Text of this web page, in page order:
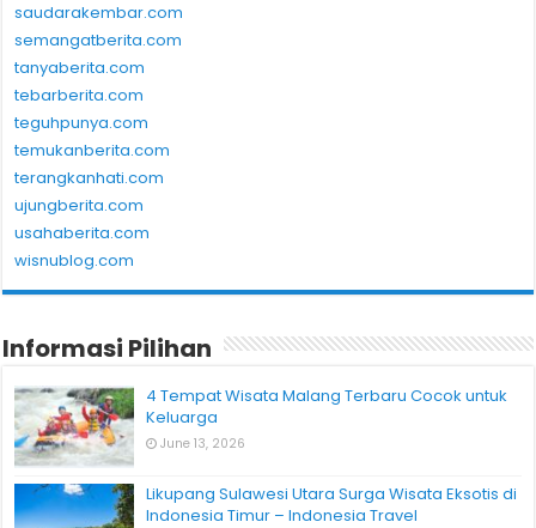
saudarakembar.com
semangatberita.com
tanyaberita.com
tebarberita.com
teguhpunya.com
temukanberita.com
terangkanhati.com
ujungberita.com
usahaberita.com
wisnublog.com
Informasi Pilihan
4 Tempat Wisata Malang Terbaru Cocok untuk
Keluarga
June 13, 2026
Likupang Sulawesi Utara Surga Wisata Eksotis di
Indonesia Timur – Indonesia Travel